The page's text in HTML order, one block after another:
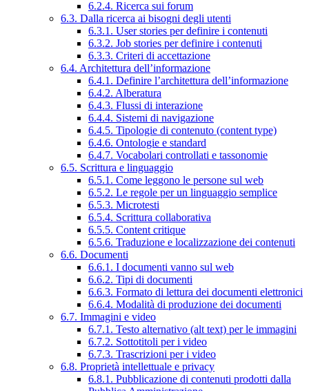
6.2.4. Ricerca sui forum
6.3. Dalla ricerca ai bisogni degli utenti
6.3.1. User stories per definire i contenuti
6.3.2. Job stories per definire i contenuti
6.3.3. Criteri di accettazione
6.4. Architettura dell’informazione
6.4.1. Definire l’architettura dell’informazione
6.4.2. Alberatura
6.4.3. Flussi di interazione
6.4.4. Sistemi di navigazione
6.4.5. Tipologie di contenuto (content type)
6.4.6. Ontologie e standard
6.4.7. Vocabolari controllati e tassonomie
6.5. Scrittura e linguaggio
6.5.1. Come leggono le persone sul web
6.5.2. Le regole per un linguaggio semplice
6.5.3. Microtesti
6.5.4. Scrittura collaborativa
6.5.5. Content critique
6.5.6. Traduzione e localizzazione dei contenuti
6.6. Documenti
6.6.1. I documenti vanno sul web
6.6.2. Tipi di documenti
6.6.3. Formato di lettura dei documenti elettronici
6.6.4. Modalità di produzione dei documenti
6.7. Immagini e video
6.7.1. Testo alternativo (alt text) per le immagini
6.7.2. Sottotitoli per i video
6.7.3. Trascrizioni per i video
6.8. Proprietà intellettuale e privacy
6.8.1. Pubblicazione di contenuti prodotti dalla